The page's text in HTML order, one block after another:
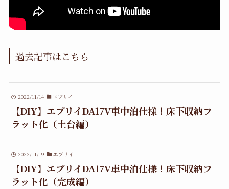
過去記事はこちら
2022/11/14 エブリイ
【DIY】エブリイDA17V車中泊仕様！床下収納フ
ラット化（土台編）
2022/11/19 エブリイ
【DIY】エブリイDA17V車中泊仕様！床下収納フ
ラット化（完成編）